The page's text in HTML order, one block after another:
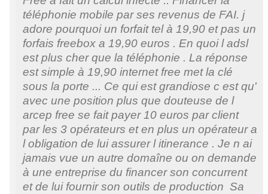
téléphonie mobile par ses revenus de FAI. j
adore pourquoi un forfait tel à 19,90 et pas un
forfais freebox a 19,90 euros . En quoi l adsl
est plus cher que la téléphonie . La réponse
est simple à 19,90 internet free met la clé
sous la porte ... Ce qui est grandiose c est qu'
avec une position plus que douteuse de l
arcep free se fait payer 10 euros par client
par les 3 opérateurs et en plus un opérateur a
l obligation de lui assurer l itinerance . Je n ai
jamais vue un autre domaîne ou on demande
à une entreprise du financer son concurrent
et de lui fournir son outils de production Sa